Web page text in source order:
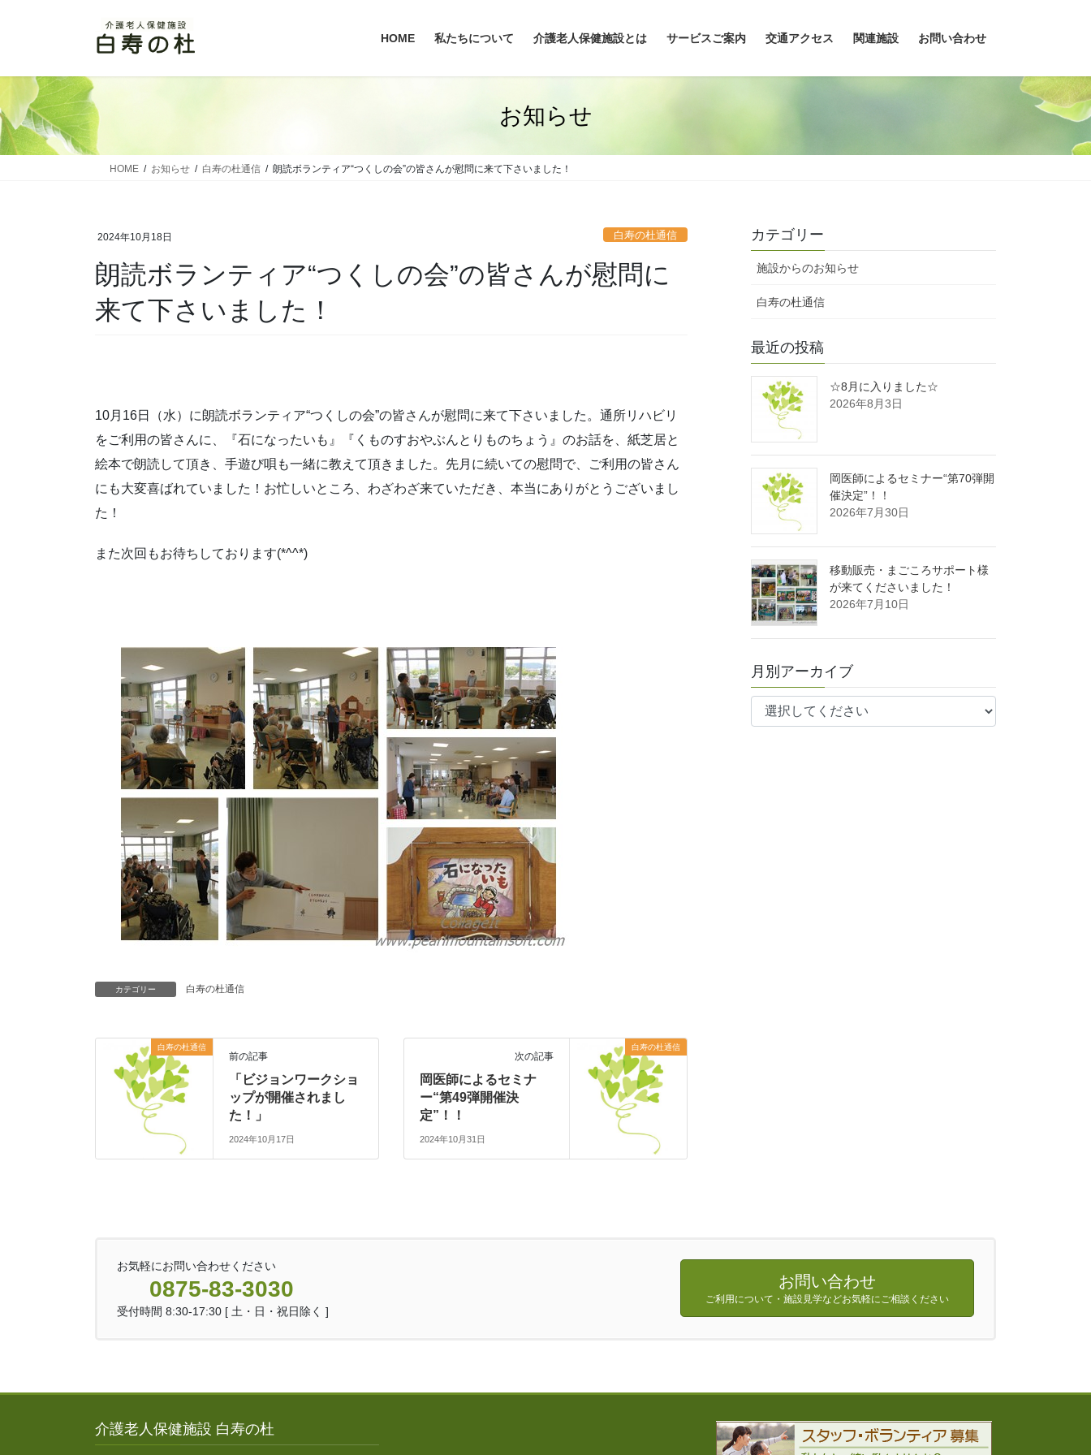
に
移
動
ョ
ン
に
HOME 私たちについて 介護老人保健施設とは サービスご案内 交通アクセス 関連施設 お問い合わせ
お知らせ
HOME お知らせ 白寿の杜通信 朗読ボランティア“つくしの会”の皆さんが慰問に来て下さいました！
2024年10月18日 白寿の杜通信
朗読ボランティア“つくしの会”の皆さんが慰問に
来て下さいました！
10月16日（水）に朗読ボランティア“つくしの会”の皆さんが慰問に来て下さいました。通所リハビリ
をご利用の皆さんに、『石になったいも』『くものすおやぶんとりものちょう』のお話を、紙芝居と
絵本で朗読して頂き、手遊び唄も一緒に教えて頂きました。先月に続いての慰問で、ご利用の皆さん
にも大変喜ばれていました！お忙しいところ、わざわざ来ていただき、本当にありがとうございまし
た！
また次回もお待ちしております(*^^*)
カテゴリー 白寿の杜通信
白寿の杜通信
前の記事
「ビジョンワークショ
ップが開催されまし
た！」
2024年10月17日
白寿の杜通信
次の記事
岡医師によるセミナ
ー“第49弾開催決
定”！！
2024年10月31日
カテゴリー
施設からのお知らせ
白寿の杜通信
最近の投稿
☆8月に入りました☆
2026年8月3日
岡医師によるセミナー“第70弾開
催決定”！！
2026年7月30日
移動販売・まごころサポート様
が来てくださいました！
2026年7月10日
月別アーカイブ
お気軽にお問い合わせください
0875-83-3030
受付時間 8:30-17:30 [ 土・日・祝日除く ]
お問い合わせ
ご利用について・施設見学などお気軽にご相談ください
介護老人保健施設 白寿の杜